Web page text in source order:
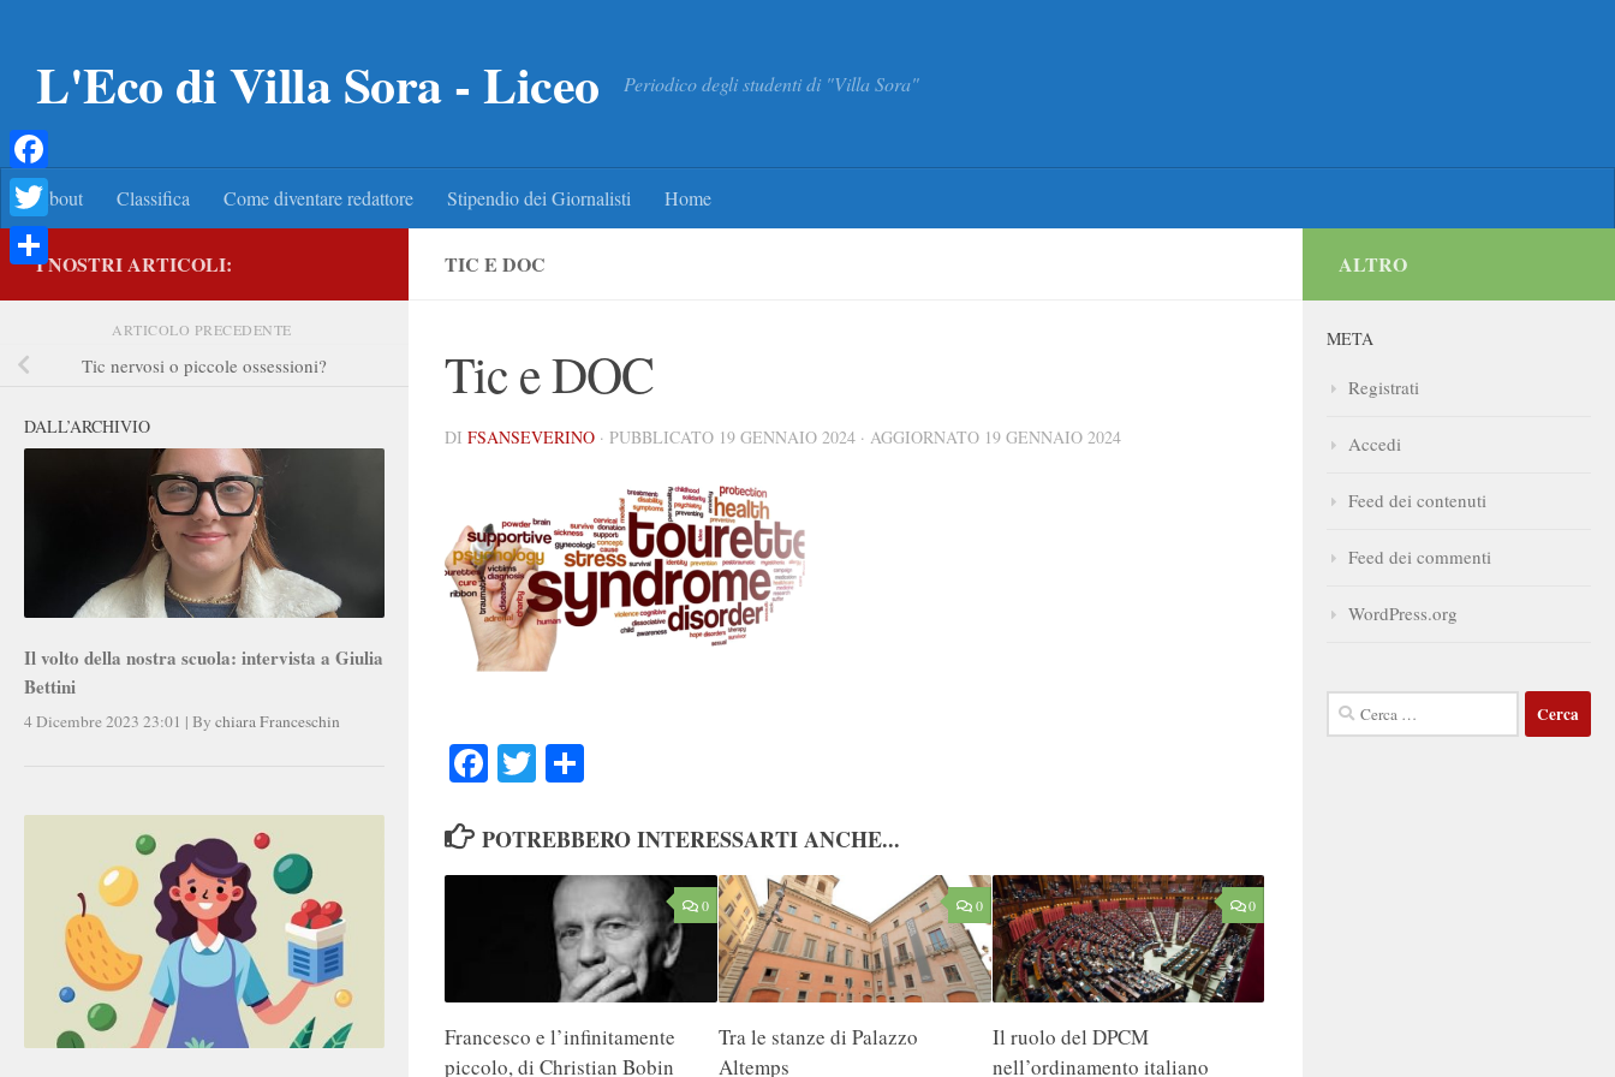
L'Eco di Villa Sora - Liceo Periodico degli studenti di "Villa Sora"
About Classifica Come diventare redattore Stipendio dei Giornalisti Home
TIC E DOC
Tic e DOC
DI FSANSEVERINO · PUBBLICATO 19 GENNAIO 2024 · AGGIORNATO 19 GENNAIO 2024
FacebookTwitter
POTREBBERO INTERESSARTI ANCHE...
0
Francesco e l’infinitamente
piccolo, di Christian Bobin
0
Tra le stanze di Palazzo
Altemps
0
Il ruolo del DPCM
nell’ordinamento italiano
I NOSTRI ARTICOLI:
ARTICOLO PRECEDENTE
Tic nervosi o piccole ossessioni?
DALL’ARCHIVIO
Il volto della nostra scuola: intervista a Giulia
Bettini
4 Dicembre 2023 23:01 | By chiara Franceschin
ALTRO
META
Registrati
Accedi
Feed dei contenuti
Feed dei commenti
WordPress.org
Ricerca
per:
Facebook
Twitter